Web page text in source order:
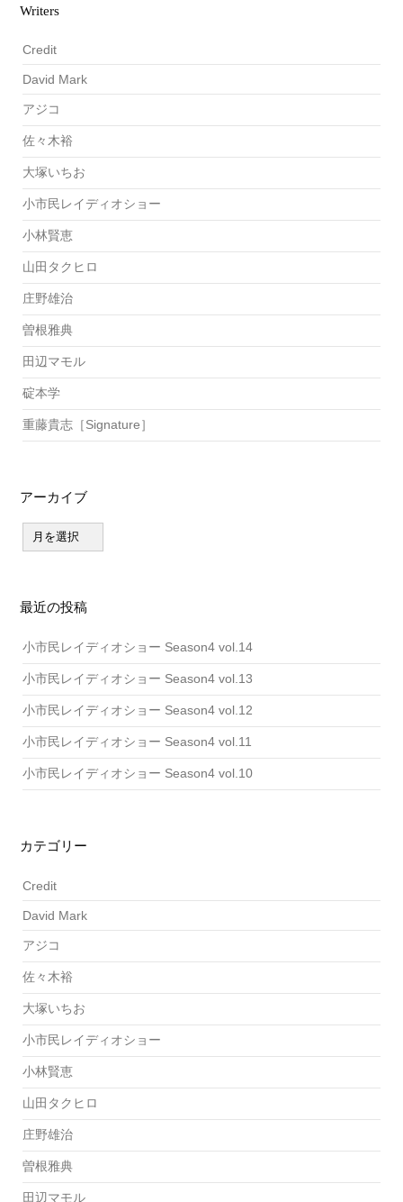
Writers
Credit
David Mark
アジコ
佐々木裕
大塚いちお
小市民レイディオショー
小林賢恵
山田タクヒロ
庄野雄治
曽根雅典
田辺マモル
碇本学
重藤貴志［Signature］
アーカイブ
ー
最近の投稿
小市民レイディオショー Season4 vol.14
小市民レイディオショー Season4 vol.13
小市民レイディオショー Season4 vol.12
小市民レイディオショー Season4 vol.11
小市民レイディオショー Season4 vol.10
カテゴリー
Credit
David Mark
アジコ
佐々木裕
大塚いちお
小市民レイディオショー
小林賢恵
山田タクヒロ
庄野雄治
曽根雅典
田辺マモル